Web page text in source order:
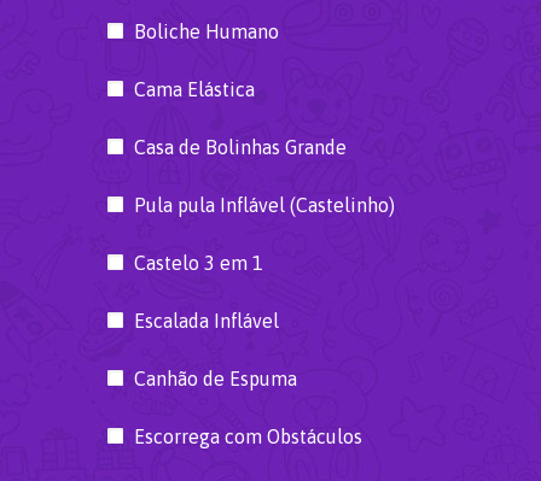
Boliche Humano
Cama Elástica
Casa de Bolinhas Grande
Pula pula Inflável (Castelinho)
Castelo 3 em 1
Escalada Inflável
Canhão de Espuma
Escorrega com Obstáculos